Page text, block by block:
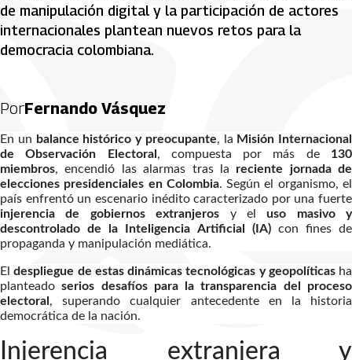
de manipulación digital y la participación de actores
internacionales plantean nuevos retos para la
democracia colombiana.
PorFernando Vásquez
En un balance histórico y preocupante, la Misión Internacional
de Observación Electoral , compuesta por más de 130
miembros, encendió las alarmas tras la reciente jornada de
elecciones presidenciales en Colombia. Según el organismo, el
país enfrentó un escenario inédito caracterizado por una fuerte
injerencia de gobiernos extranjeros y eluso masivo y
descontrolado de la Inteligencia Artificial (IA) con fines de
propaganda y manipulación mediática.
Eldespliegue de estas dinámicas tecnológicas y geopolíticasha
planteadoserios desafíos para la transparencia del proceso
electoral , superando cualquier antecedente en la historia
democrática de la nación.
Injerencia extranjera y